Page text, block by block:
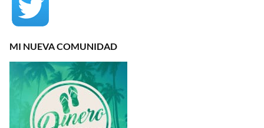
MI NUEVA COMUNIDAD